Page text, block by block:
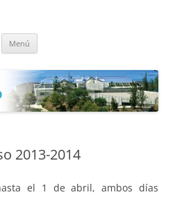
Menú
2013-2014
el 1 de abril, ambos días